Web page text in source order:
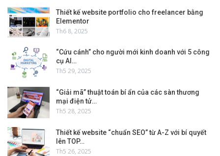
Thiết kế website portfolio cho freelancer bằng
Elementor
Th6 8, 2025
“Cứu cánh” cho người mới kinh doanh với 5 công
cụ AI…
Th5 29, 2025
“Giải mã” thuật toán bí ẩn của các sàn thương
mại điện tử…
Th5 28, 2025
Thiết kế website “chuẩn SEO” từ A-Z với bí quyết
lên TOP…
Th5 26, 2025